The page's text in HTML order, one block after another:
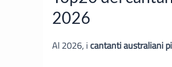
2026
Al 2026, i cantanti australiani